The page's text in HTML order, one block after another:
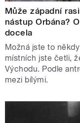
Může západní
nástup Orbána?
docela
Možná jste to
místních jste četli,
Východu. Podle
mezi bílými.